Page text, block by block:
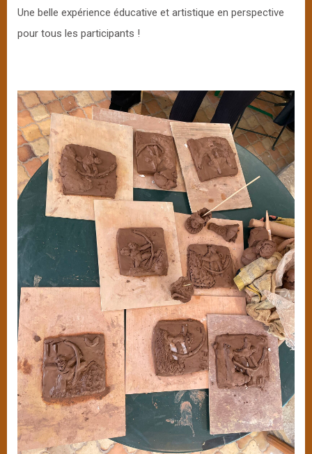
Une belle expérience éducative et artistique en perspective
pour tous les participants !